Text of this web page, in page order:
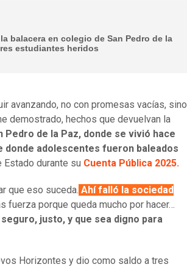
balacera en colegio de San Pedro de la
estudiantes heridos
avanzando, no con promesas vacías, sino
demostrado, hechos que devuelvan la
Pedro de la Paz, donde se vivió hace
donde adolescentes fueron baleados
Estado durante su Cuenta Pública 2025.
que eso suceda. Ahí falló la sociedad
fuerza porque queda mucho por hacer…
justo, y que sea digno para
Horizontes y dio como saldo a tres